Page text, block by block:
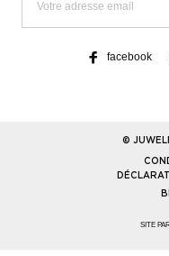
facebook
©
SITE